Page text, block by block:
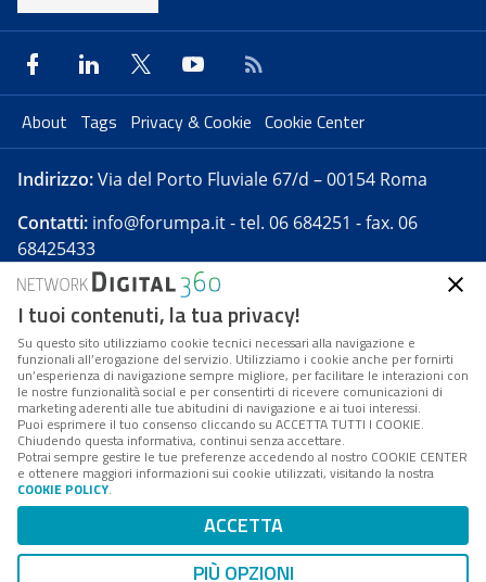
About Tags Privacy & Cookie Cookie Center
Indirizzo:Via del Porto Fluviale 67/d – 00154 Roma
Contatti: info@forumpa.it- tel. 06 684251 - fax. 06
68425433
Forumpa.itè una pubblicazione telematica iscritta
presso Registro della stampa del Tribunale di Roma -
Reg. n. 182 del 2 maggio 2008 - Direttore resp. Michela
Stentella
FPA s.r.l. è società soggetta a Direzione e
Coordinamento da parte di Digital360 S.p.A. - FPA s.r.l.
è un'azienda certificata per il sistema di management
Codice Fiscale/Partita IVA n. 10693191008 - R.E.A. Roma
n. 1249791. ISP AWS
Mappa del sito
I tuoi contenuti, la tua privacy!
Su questo sito utilizziamo cookie tecnici necessari alla navigazione e
funzionali all’erogazione del servizio. Utilizziamo i cookie anche per fornirti
un’esperienza di navigazione sempre migliore, per facilitare le interazioni con
le nostre funzionalità social e per consentirti di ricevere comunicazioni di
marketing aderenti alle tue abitudini di navigazione e ai tuoi interessi.
Puoi esprimere il tuo consenso cliccando su ACCETTA TUTTI I COOKIE.
Chiudendo questa informativa, continui senza accettare.
Potrai sempre gestire le tue preferenze accedendo al nostro COOKIE CENTER
e ottenere maggiori informazioni sui cookie utilizzati, visitando la nostra
COOKIE POLICY.
ACCETTA
PIÙ OPZIONI